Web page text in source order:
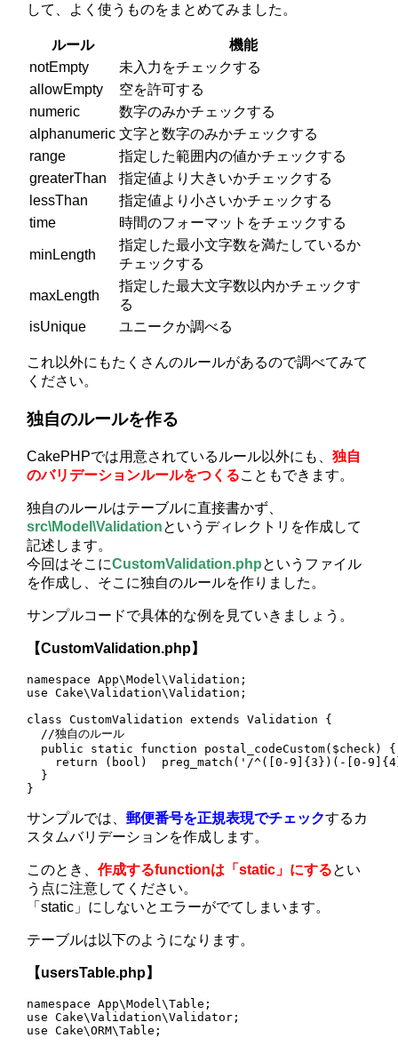
して、よく使うものをまとめてみました。
ルール
機能
notEmpty
未入力をチェックする
allowEmpty
空を許可する
numeric
数字のみかチェックする
alphanumeric 文字と数字のみかチェックする
range
指定した範囲内の値かチェックする
greaterThan
指定値より大きいかチェックする
lessThan
指定値より小さいかチェックする
time
時間のフォーマットをチェックする
minLength
指定した最小文字数を満たしているか
チェックする
maxLength
指定した最大文字数以内かチェックす
る
isUnique
ユニークか調べる
これ以外にもたくさんのルールがあるので調べてみて
ください。
独自のルールを作る
CakePHPでは用意されているルール以外にも、独自
のバリデーションルールをつくることもできます。
独自のルールはテーブルに直接書かず、
src\Model\Validationというディレクトリを作成して
記述します。
今回はそこにCustomValidation.phpというファイル
を作成し、そこに独自のルールを作りました。
サンプルコードで具体的な例を見ていきましょう。
【CustomValidation.php】
namespace App\Model\Validation;
use Cake\Validation\Validation;
class CustomValidation extends Validation {
  //独自のルール
  public static function postal_codeCustom($check) {
return (bool)  preg_match('/^([0-9]{3})(-[0-
  }
}
サンプルでは、郵便番号を正規表現でチェックするカ
スタムバリデーションを作成します。
このとき、作成するfunctionは「static」にするとい
う点に注意してください。
「static」にしないとエラーがでてしまいます。
テーブルは以下のようになります。
【usersTable.php】
namespace App\Model\Table;
use Cake\Validation\Validator;
use Cake\ORM\Table;